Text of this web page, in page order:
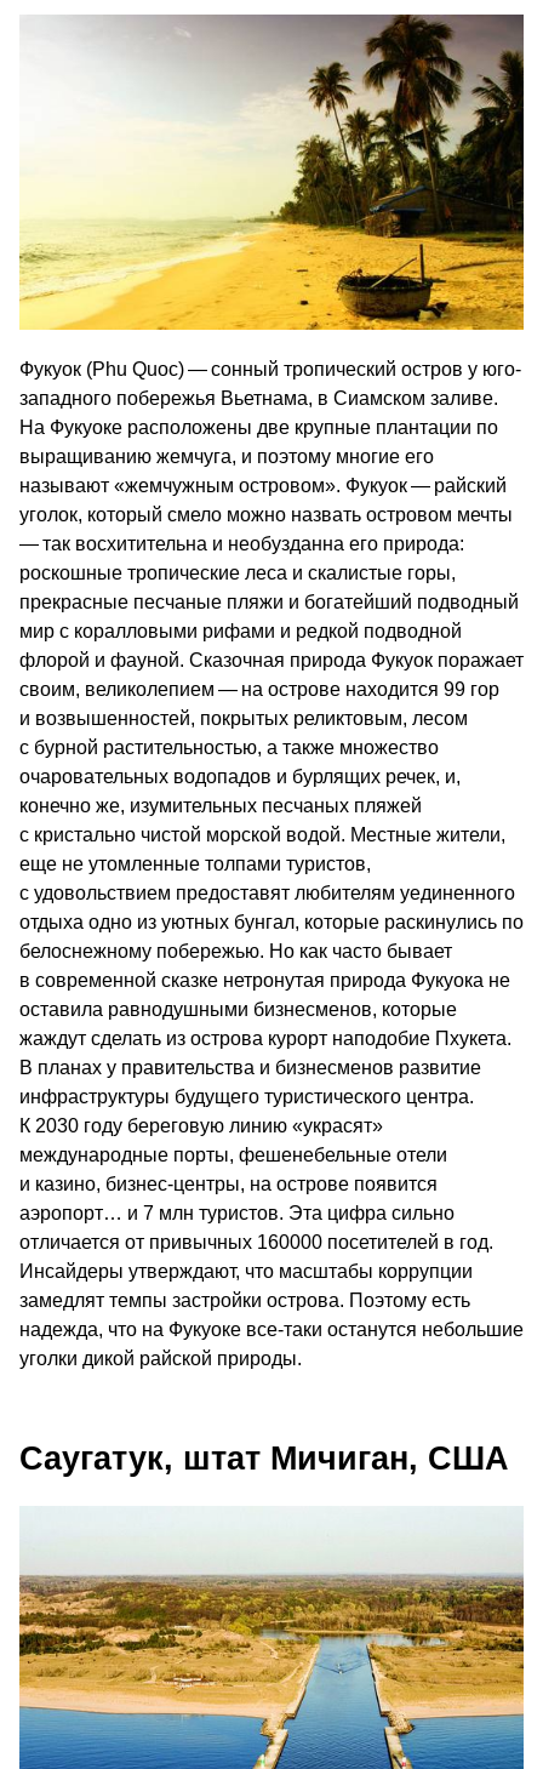
Фукуок (Phu Quoc) — сонный тропический остров у юго-
западного побережья Вьетнама, в Сиамском заливе.
На Фукуоке расположены две крупные плантации по
выращиванию жемчуга, и поэтому многие его
называют «жемчужным островом». Фукуок — райский
уголок, который смело можно назвать островом мечты
— так восхитительна и необузданна его природа:
роскошные тропические леса и скалистые горы,
прекрасные песчаные пляжи и богатейший подводный
мир с коралловыми рифами и редкой подводной
флорой и фауной. Сказочная природа Фукуок поражает
своим, великолепием — на острове находится 99 гор
и возвышенностей, покрытых реликтовым, лесом
с бурной растительностью, а также множество
очаровательных водопадов и бурлящих речек, и,
конечно же, изумительных песчаных пляжей
с кристально чистой морской водой. Местные жители,
еще не утомленные толпами туристов,
с удовольствием предоставят любителям уединенного
отдыха одно из уютных бунгал, которые раскинулись по
белоснежному побережью. Но как часто бывает
в современной сказке нетронутая природа Фукуока не
оставила равнодушными бизнесменов, которые
жаждут сделать из острова курорт наподобие Пхукета.
В планах у правительства и бизнесменов развитие
инфраструктуры будущего туристического центра.
К 2030 году береговую линию «украсят»
международные порты, фешенебельные отели
и казино, бизнес-центры, на острове появится
аэропорт… и 7 млн туристов. Эта цифра сильно
отличается от привычных 160000 посетителей в год.
Инсайдеры утверждают, что масштабы коррупции
замедлят темпы застройки острова. Поэтому есть
надежда, что на Фукуоке все-таки останутся небольшие
уголки дикой райской природы.
Саугатук, штат Мичиган, США